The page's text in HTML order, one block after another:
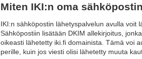
Miten IKI:n oma
IKI:n sähköpostin lähetyspalvelun avulla voit
Sähköpostiin lisätään DKIM allekirjoitus,
oikeasti lähetetty iki.fi domainista. Tämä voi
perille, kuin jos viesti olisi lähetetty muuta